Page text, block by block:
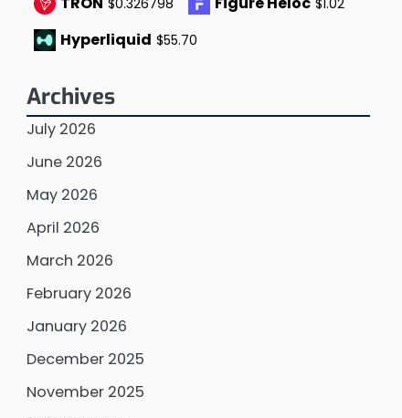
Hyperliquid $55.70
Archives
July 2026
June 2026
May 2026
April 2026
March 2026
February 2026
January 2026
December 2025
November 2025